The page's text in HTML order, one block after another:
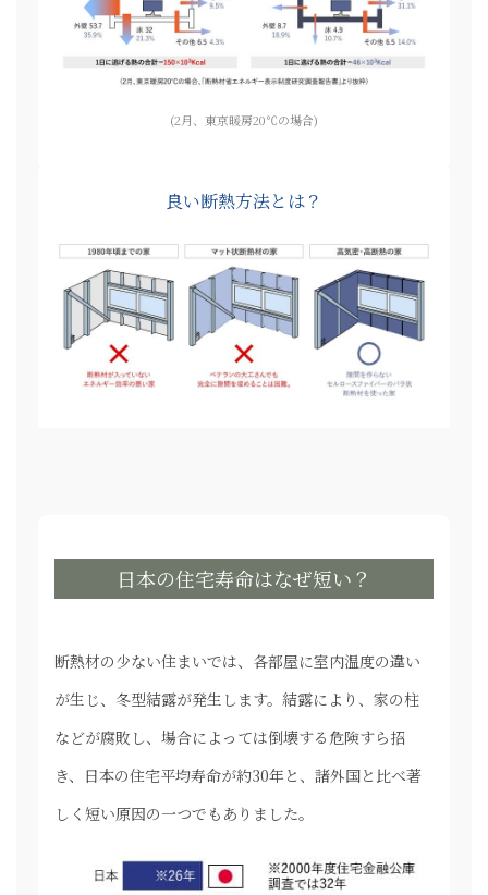
(2月、東京暖房20℃の場合)
良い断熱方法とは？
日本の住宅寿命はなぜ短い？
断熱材の少ない住まいでは、各部屋に室内温度の違い
が生じ、冬型結露が発生します。結露により、家の柱
などが腐敗し、場合によっては倒壊する危険すら招
き、日本の住宅平均寿命が約30年と、諸外国と比べ著
しく短い原因の一つでもありました。